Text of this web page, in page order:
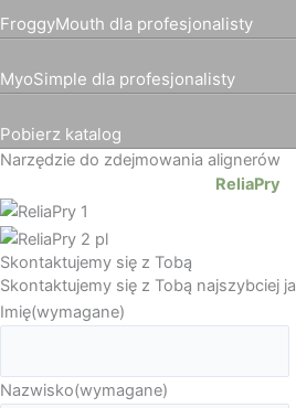
FroggyMouth dla profesjonalisty
MyoSimple dla profesjonalisty
Pobierz katalog
Narzędzie do zdejmowania alignerów
ReliaPry
Skontaktujemy się z Tobą
Skontaktujemy się z Tobą najszybciej
Imię(wymagane)
Nazwisko(wymagane)